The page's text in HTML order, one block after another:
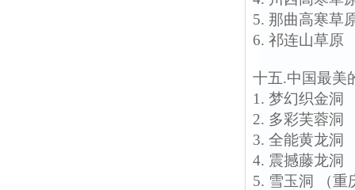
5. 那曲高寒草
6. 祁连山草原
十五.中国最美
1. 梦幻织金洞
2. 多彩芙蓉洞
3. 全能黄龙洞
4. 震撼藤龙洞
5. 雪玉洞 （重